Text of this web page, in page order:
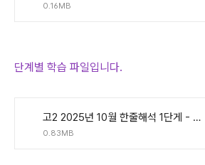
0.16MB
단계별 학습 파일입니다.
고2 2025년 10월 한줄해석 1단게 - 지문만.pdf
0.83MB